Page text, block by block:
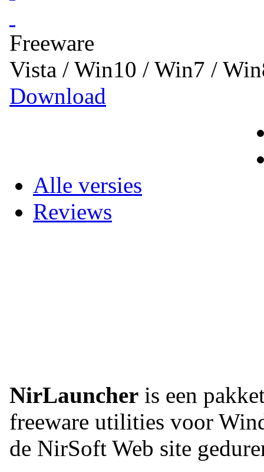
Freeware
Vista / Win10 / Win7 /
Download
Alle versies
Reviews
NirLauncher is een
freeware utilities voor
de NirSoft Web site